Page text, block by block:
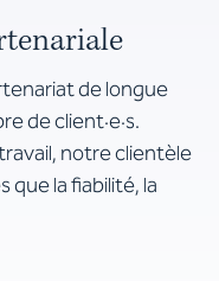
de longue
de client·e·s.
notre clientèle
que la fiabilité, la